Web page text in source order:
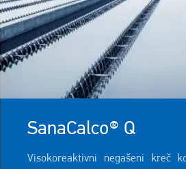
SanaCalco® Q
Visokoreaktivni negašeni kreč